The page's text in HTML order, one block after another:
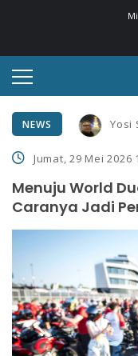
NEWS Yosi
Jumat, 29 Mei 2026
Menuju World
Caranya Jadi